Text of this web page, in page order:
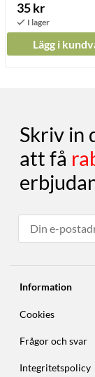
35 kr
Lägg i
Skriv in
att få
Information
Cookies
Frågor och svar
Integritetspolicy